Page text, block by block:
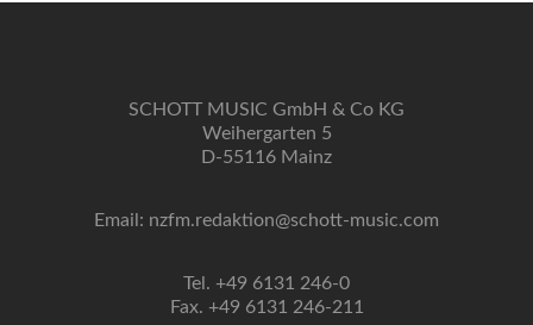
SCHOTT MUSIC GmbH & Co KG
Weihergarten 5
D-55116 Mainz
Email: nzfm.redaktion@schott-music.com
Tel. +49 6131 246-0
Fax. +49 6131 246-211